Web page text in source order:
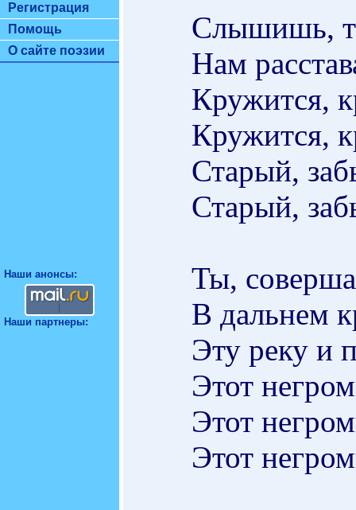
Регистрация
Помощь
О сайте поэзии
Наши анонсы:
Наши партнеры:
Слышишь,
Нам
Кружится,
Кружится,
Старый,
Старый,
Ты,
В дальнем
Эту реку и
Этот
Этот
Этот